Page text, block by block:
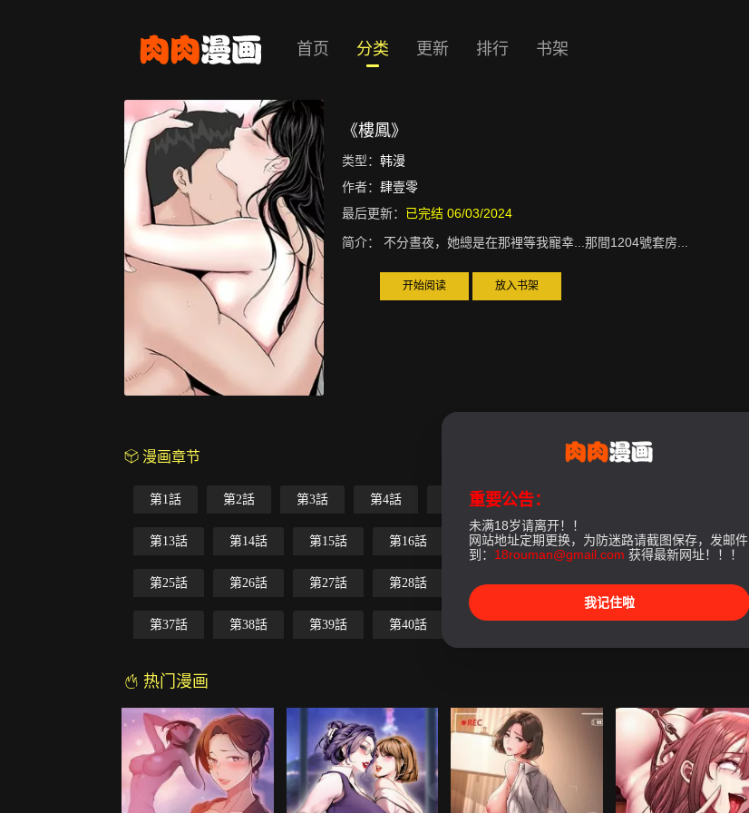
首页 分类 更新 排行 书架
《樓鳳》
类型： 韩漫
作者： 肆壹零
最后更新： 已完结 06/03/2024
简介：
不分晝夜，她總是在那裡等我寵幸...那間1204號套房...
开始阅读 放入书架
漫画章节
第1話 第2話 第3話 第4話 第5話 第6話
第13話 第14話 第15話 第16話 第17話 第18話 第19話 第20話
第25話 第26話 第27話 第28話 第29話 第30話 第31話 第32話
第37話 第38話 第39話 第40話 第41話 第42話 第43話 第44話
热门漫画
重要公告：
未满18岁请离开！！
网站地址定期更换，为防迷路请截图保存，发邮件
到： 18rouman@gmail.com 获得最新网址！！！
我记住啦